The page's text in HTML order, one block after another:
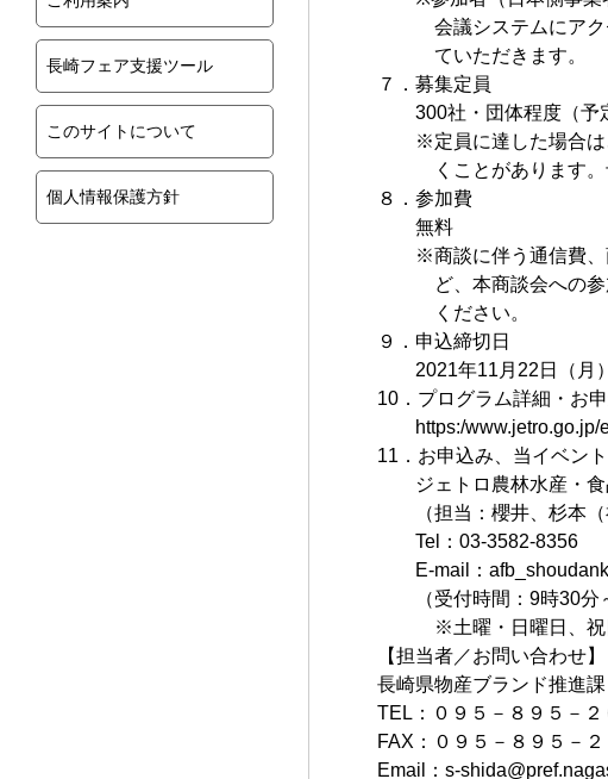
長崎フェア支援ツール
このサイトについて
個人情報保護方針
会議システムにアクセ
ていただきます。
７．募集定員
300社・団体程度（予
※定員に達した場合は、
くことがあります。予
８．参加費
無料
※商談に伴う通信費、商
ど、本商談会への参加
ください。
９．申込締切日
2021年11月22日（月
10．プログラム詳細・お
https:/www.jetro.go.jp/
11．お申込み、当イベン
ジェトロ農林水産・食
（担当：櫻井、杉本（
Tel：03-3582-8356
E-mail：
（受付時間：9時30分
※土曜・日曜日、祝日
【担当者／お問い合わせ】
長崎県物産ブランド推進
TEL：０９５－８９５－２
FAX：０９５－８９５－２
Email：s-